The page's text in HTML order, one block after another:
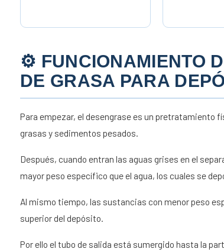
⚙️ FUNCIONAMIENTO
DE GRASA PARA
Para empezar, el desengrase es un pretratamiento
grasas y sedimentos pesados.
Después, cuando entran las aguas grises en el
mayor peso específico que el agua, los cuales se
Al mismo tiempo, las sustancias con menor peso
superior del depósito.
Por ello el tubo de salida está sumergido hasta la